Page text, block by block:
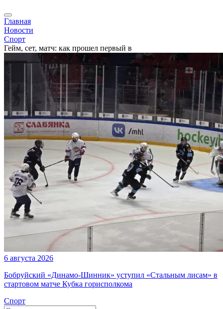
Главная
Новости
Спорт
Гейм, сет, матч: как прошел первый в
6 августа 2026
Бобруйский «Динамо-Шинник» уступил «Стальным лисам» в
стартовом матче Кубка горисполкома
Спорт